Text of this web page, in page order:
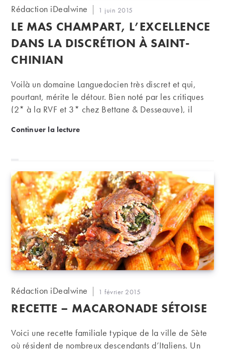
Auteur/autrice
la
publication :
Rédaction iDealwine
Publication
publiée :
1 juin 2015
LE MAS CHAMPART, L’EXCELLENCE
DANS LA DISCRÉTION À SAINT-
CHINIAN
Voilà un domaine Languedocien très discret et qui,
pourtant, mérite le détour. Bien noté par les critiques
(2* à la RVF et 3* chez Bettane & Desseauve), il
précises qui vieillissent admirablement. Incontournable
Continuer la lectureLe Mas Champart, l’excellence dans la discrétion
Auteur/autrice
la
Rédaction iDealwine
Publication
publiée :
1 février 2015
RECETTE – MACARONADE SÉTOISE
Voici une recette familiale typique de la ville de Sète
où résident de nombreux descendants d’Italiens. Un